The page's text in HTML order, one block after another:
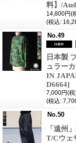
料】/
14,800円(
(税込:
No.49
日本製
ュラー
IN
D6664]
7,000円(
(税込:
No.50
「遠州
T/Cウェ